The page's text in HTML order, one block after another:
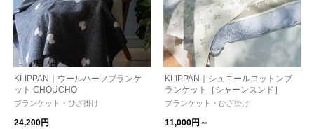
KLIPPAN｜ウールハーフブランケ
ット CHOUCHO
ブランケット・ひざ掛け
24,200円
KLIPPAN｜シュニールコットンブ
ランケット［シャーンスンド］
ブランケット・ひざ掛け
11,000円～